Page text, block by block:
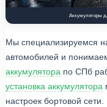
Аккумуляторы
Мы специализируемся
автомобилей и
аккумулятора по СПб
установка аккумулятора
настроек бортовой